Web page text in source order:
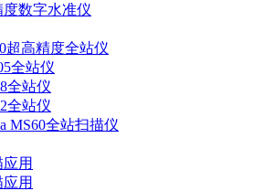
数字水准仪
超高精度全站仪
全站仪
全站仪
全站仪
MS60全站扫描仪
用
用